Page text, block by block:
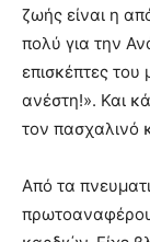
ζωής είναι η
πολύ για την
επισκέπτες
ανέστη!». Και
τον πασχαλινό
Από τα